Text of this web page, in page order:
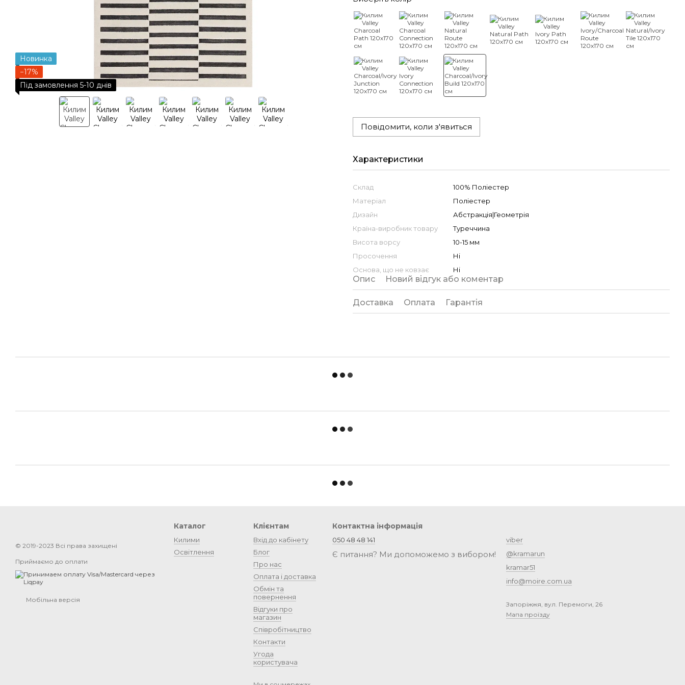
Новинка
−17%
Під замовлення 5-10 днів
Повідомити, коли з'явиться
Характеристики
Склад
100% Поліестер
Матеріал
Поліестер
Дизайн
Абстракція|Геометрія
Країна-виробник товару
Туреччина
Висота ворсу
10-15 мм
Просочення
Ні
Основа, що не ковзає
Ні
Опис Новий відгук або коментар
Доставка Оплата Гарантія
© 2019-2023 Всі права захищені
Приймаємо до оплати
Мобільна версія
Каталог
Килими
Освітлення
Клієнтам
Вхід до кабінету
Блог
Про нас
Оплата і доставка
Обмін та
повернення
Відгуки про
магазин
Співробітництво
Контакти
Угода
користувача
Контактна інформація
050 48 48 141
Є питання? Ми допоможемо з вибором!
viber
@kramarun
kramar51
info@moire.com.ua
Запоріжжя, вул. Перемоги, 26
Мапа проїзду